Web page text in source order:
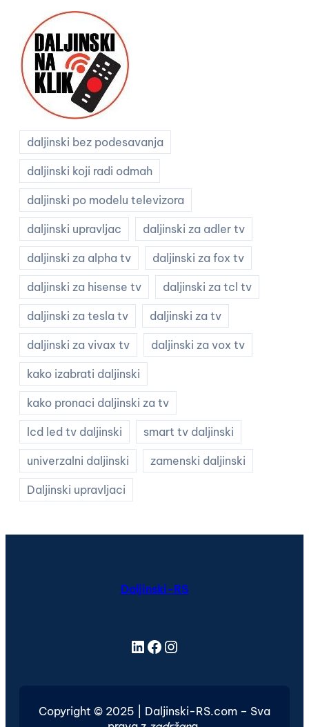
daljinski bez podesavanja
daljinski koji radi odmah
daljinski po modelu televizora
daljinski upravljac daljinski za adler tv
daljinski za alpha tv daljinski za fox tv
daljinski za hisense tv daljinski za tcl tv
daljinski za tesla tv daljinski za tv
daljinski za vivax tv daljinski za vox tv
kako izabrati daljinski
kako pronaci daljinski za tv
lcd led tv daljinski smart tv daljinski
univerzalni daljinski zamenski daljinski
Daljinski upravljaci
Daljinski-RS
LinkedIn Facebook Instagram
Copyright © 2025 | Daljinski-RS.com – Sva